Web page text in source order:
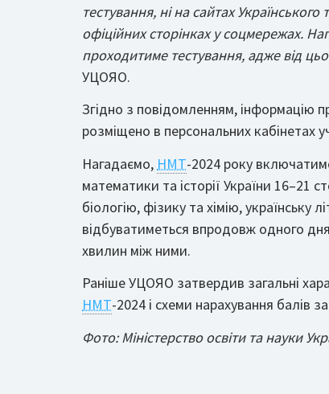
тестування, ні на сайтах
офіційних сторінках у соцмережах.
проходитиме тестування, адже від
УЦОЯО.
Згідно з повідомленням, інформацію
розміщено в персональних кабінетах
Нагадаємо, НМТ-2024 року
математики та історії України 16–21
біологію, фізику та хімію, українську
відбуватиметься впродовж одного
хвилин між ними.
Раніше УЦОЯО затвердив загальні
НМТ-2024 і схеми нарахування балів
Фото: Міністерство освіти та науки